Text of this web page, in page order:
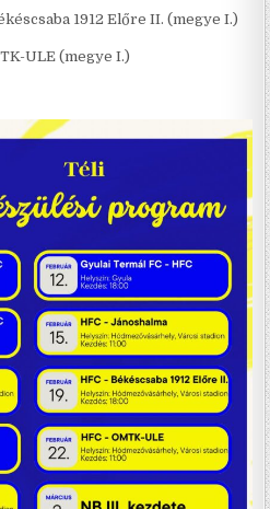
1912 Előre II. (megye I.)
ULE (megye I.)